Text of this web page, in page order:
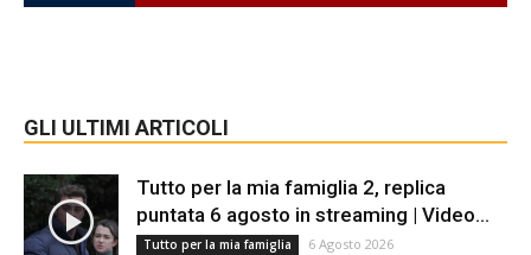
GLI ULTIMI ARTICOLI
Tutto per la mia famiglia 2, replica
puntata 6 agosto in streaming | Video...
Tutto per la mia famiglia 6 Agosto 2026